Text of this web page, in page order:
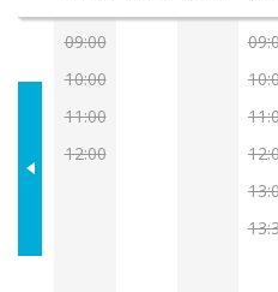
09:00
10:00
11:00
12:00